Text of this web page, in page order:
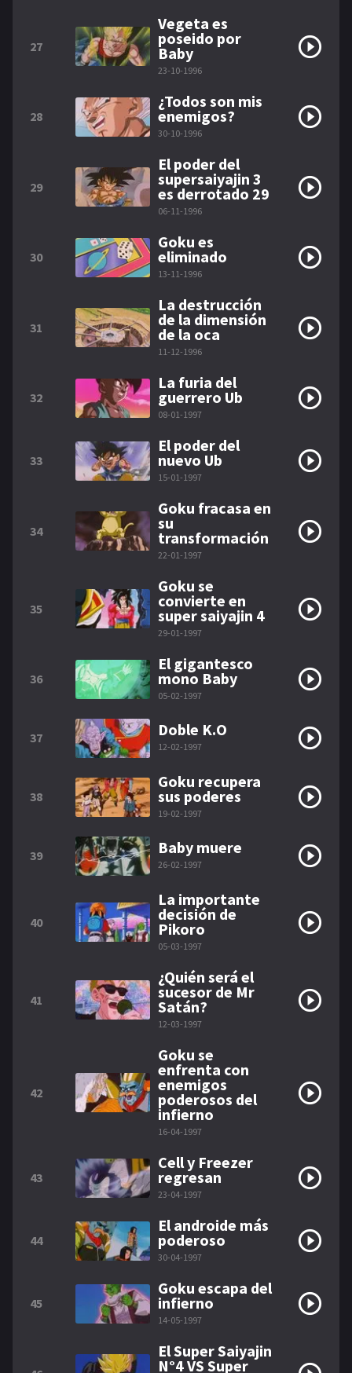
27
Vegeta es
poseido por
Baby
23-10-1996
28
¿Todos son mis
enemigos?
30-10-1996
29
El poder del
supersaiyajin 3
es derrotado 29
06-11-1996
30
Goku es
eliminado
13-11-1996
31
La destrucción
de la dimensión
de la oca
11-12-1996
32
La furia del
guerrero Ub
08-01-1997
33
El poder del
nuevo Ub
15-01-1997
34
Goku fracasa en
su
transformación
22-01-1997
35
Goku se
convierte en
super saiyajin 4
29-01-1997
36
El gigantesco
mono Baby
05-02-1997
37 Doble K.O
12-02-1997
38
Goku recupera
sus poderes
19-02-1997
39 Baby muere
26-02-1997
40
La importante
decisión de
Pikoro
05-03-1997
41
¿Quién será el
sucesor de Mr
Satán?
12-03-1997
42
Goku se
enfrenta con
enemigos
poderosos del
infierno
16-04-1997
43
Cell y Freezer
regresan
23-04-1997
44
El androide más
poderoso
30-04-1997
45
Goku escapa del
infierno
14-05-1997
El Super Saiyajin
N°4 VS Super